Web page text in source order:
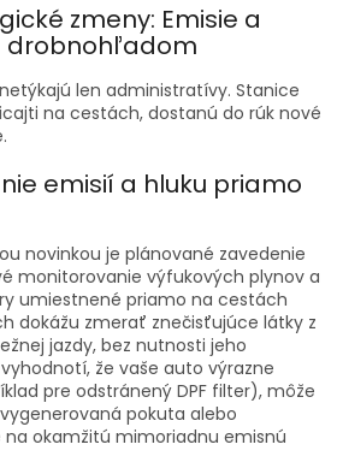
zmeny: Emisie a
drobnohľadom
len administratívy. Stanice
na cestách, dostanú do rúk nové
emisií a hluku priamo
novinkou je plánované zavedenie
monitorovanie výfukových plynov a
umiestnené priamo na cestách
dokážu zmerať znečisťujúce látky z
jazdy, bez nutnosti jeho
že vaše auto výrazne
pre odstránený DPF filter), môže
pokuta alebo
okamžitú mimoriadnu emisnú